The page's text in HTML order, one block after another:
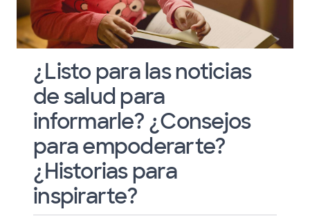
¿Listo para las noticias
de salud para
informarle? ¿Consejos
para empoderarte?
¿Historias para
inspirarte?